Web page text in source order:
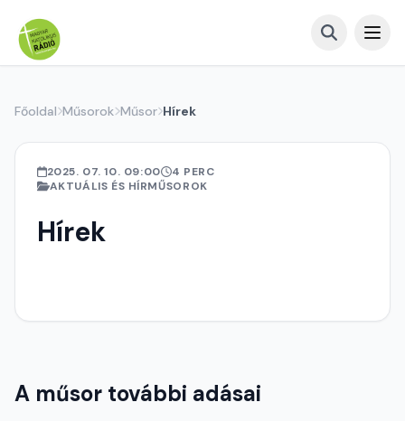
Főoldal Műsorok Műsor Hírek
2025. 07. 10. 09:00
4 PERC
AKTUÁLIS ÉS HÍRMŰSOROK
Hírek
A műsor további adásai